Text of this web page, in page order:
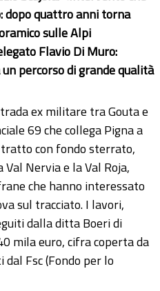
dopo quattro anni torna
sulle Alpi
Flavio Di Muro:
percorso di grande qualità
ex militare tra Gouta e
69 che collega Pigna a
con fondo sterrato,
Nervia e la Val Roja,
che hanno interessato
sul tracciato. I lavori,
dalla ditta Boeri di
mila euro, cifra coperta da
Fsc (Fondo per lo